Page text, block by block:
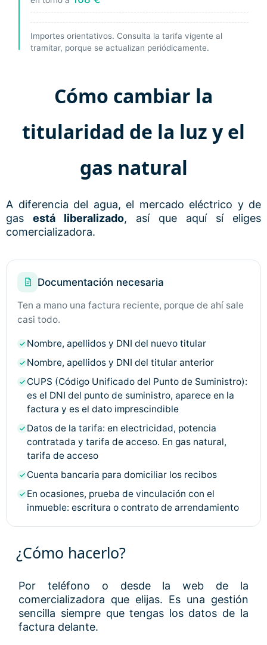
Importes orientativos. Consulta la tarifa vigente al
tramitar, porque se actualizan periódicamente.
Cómo cambiar la
titularidad de la luz y el
gas natural
A diferencia del agua, el mercado eléctrico y de
gas está liberalizado, así que aquí sí eliges
comercializadora.
Documentación necesaria
Ten a mano una factura reciente, porque de ahí sale
casi todo.
Nombre, apellidos y DNI del nuevo titular
Nombre, apellidos y DNI del titular anterior
CUPS (Código Unificado del Punto de Suministro):
es el DNI del punto de suministro, aparece en la
factura y es el dato imprescindible
Datos de la tarifa: en electricidad, potencia
contratada y tarifa de acceso. En gas natural,
tarifa de acceso
Cuenta bancaria para domiciliar los recibos
En ocasiones, prueba de vinculación con el
inmueble: escritura o contrato de arrendamiento
¿Cómo hacerlo?
Por teléfono o desde la web de la
comercializadora que elijas. Es una gestión
sencilla siempre que tengas los datos de la
factura delante.